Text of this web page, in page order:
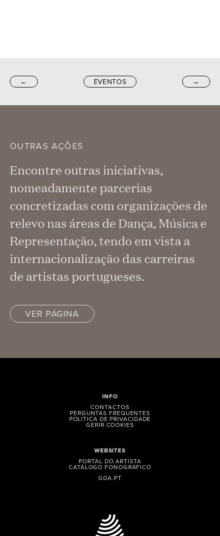
← EVENTOS →
OUTRAS AÇÕES
Encontre outras iniciativas,
nomeadamente parcerias
concretizadas com organizações de
relevo nas áreas de Dança, Música e
Representação, tendo em vista a
internacionalização das carreiras
de artistas portugueses.
VER PÁGINA
WEBSITES
PORTAL DO ARTISTA
CATÁLOGO FONOGRÁFICO
GDA.PT
INFO
CONTACTOS
PERGUNTAS FREQUENTES
POLÍTICA DE PRIVACIDADE
GERIR COOKIES